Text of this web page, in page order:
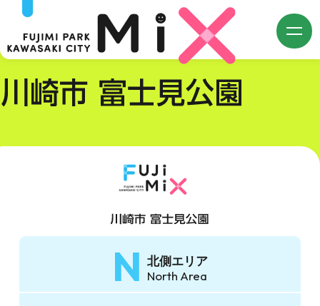
single.php
N 北側エリア
North Area